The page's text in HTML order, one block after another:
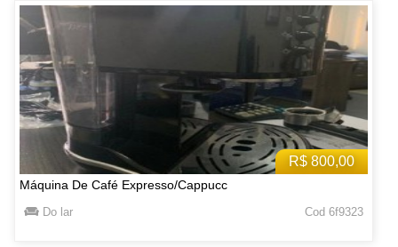
R$ 800,00
Máquina De Café Expresso/Cappucc
Do lar Cod 6f9323